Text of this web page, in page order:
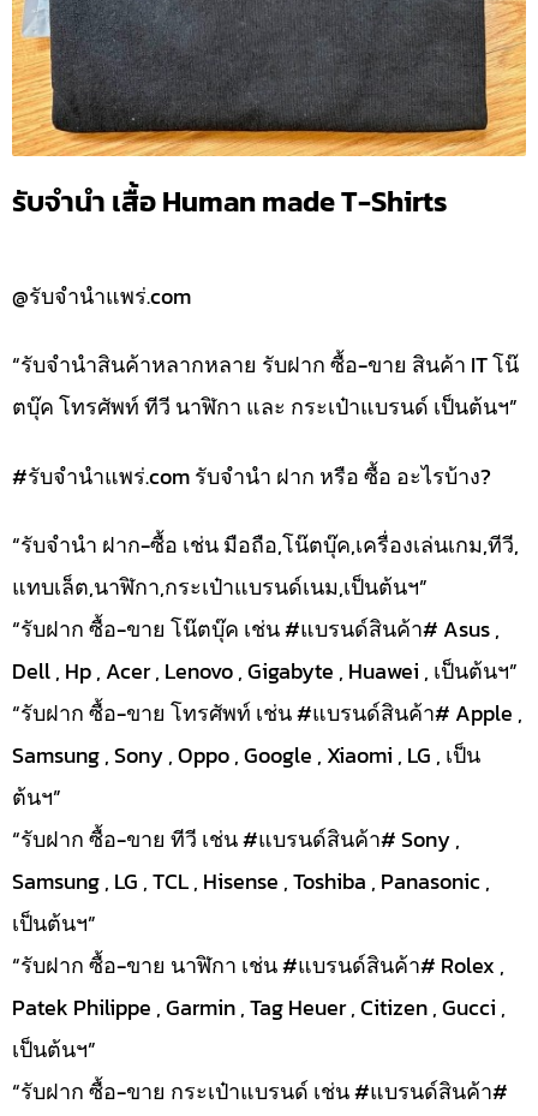
รับจำนำ เสื้อ Human made T-Shirts
@รับจำนำแพร่.com
“รับจำนำสินค้าหลากหลาย รับฝาก ซื้อ-ขาย สินค้า IT โน๊
ตบุ๊ค โทรศัพท์ ทีวี นาฬิกา และ กระเป๋าแบรนด์ เป็นต้นฯ”
#รับจํานําแพร่.com รับจำนำ ฝาก หรือ ซื้อ อะไรบ้าง?
“รับจำนำ ฝาก-ซื้อ เช่น มือถือ,โน๊ตบุ๊ค,เครื่องเล่นเกม,ทีวี,
แทบเล็ต,นาฬิกา,กระเป๋าแบรนด์เนม,เป็นต้นฯ”
“รับฝาก ซื้อ-ขาย โน๊ตบุ๊ค เช่น #แบรนด์สินค้า# Asus ,
Dell , Hp , Acer , Lenovo , Gigabyte , Huawei , เป็นต้นฯ”
“รับฝาก ซื้อ-ขาย โทรศัพท์ เช่น #แบรนด์สินค้า# Apple ,
Samsung , Sony , Oppo , Google , Xiaomi , LG , เป็น
ต้นฯ”
“รับฝาก ซื้อ-ขาย ทีวี เช่น #แบรนด์สินค้า# Sony ,
Samsung , LG , TCL , Hisense , Toshiba , Panasonic ,
เป็นต้นฯ”
“รับฝาก ซื้อ-ขาย นาฬิกา เช่น #แบรนด์สินค้า# Rolex ,
Patek Philippe , Garmin , Tag Heuer , Citizen , Gucci ,
เป็นต้นฯ”
“รับฝาก ซื้อ-ขาย กระเป๋าแบรนด์ เช่น #แบรนด์สินค้า#